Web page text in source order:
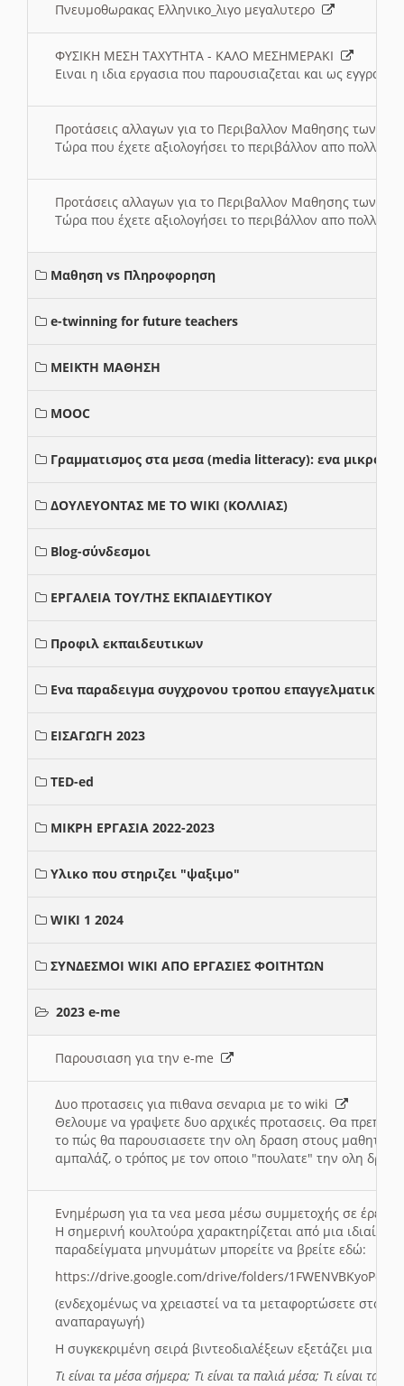
Πνευμοθωρακας Ελληνικο_λιγο μεγαλυτερο
ΦΥΣΙΚΗ ΜΕΣΗ ΤΑΧΥΤΗΤΑ - ΚΑΛΟ ΜΕΣΗΜΕΡΑΚΙ
Ειναι η ιδια εργασια που παρουσιαζεται και ως
Προτάσεις αλλαγων για το Περιβαλλον Μαθησης των
Τώρα που έχετε αξιολογήσει το περιβάλλον απο πολλές
Προτάσεις αλλαγων για το Περιβαλλον Μαθησης των
Τώρα που έχετε αξιολογήσει το περιβάλλον απο πολλές
Μαθηση vs Πληροφορηση
e-twinning for future teachers
ΜΕΙΚΤΗ ΜΑΘΗΣΗ
MOOC
Γραμματισμος στα μεσα (media litteracy): ενα μικρο
ΔΟΥΛΕΥΟΝΤΑΣ ΜΕ ΤΟ WIKI (ΚΟΛΛΙΑΣ)
Blog-σύνδεσμοι
ΕΡΓΑΛΕΙΑ ΤΟΥ/ΤΗΣ ΕΚΠΑΙΔΕΥΤΙΚΟΥ
Προφιλ εκπαιδευτικων
Ενα παραδειγμα συγχρονου τροπου επαγγελματικης
ΕΙΣΑΓΩΓΗ 2023
TED-ed
ΜΙΚΡΗ ΕΡΓΑΣΙΑ 2022-2023
Υλικο που στηριζει "ψαξιμο"
WIKI 1 2024
ΣΥΝΔΕΣΜΟΙ WIKI ΑΠΟ ΕΡΓΑΣΙΕΣ ΦΟΙΤΗΤΩΝ
2023 e-me
Παρουσιαση για την e-me
Δυο προτασεις για πιθανα σεναρια με το wiki
Θελουμε να γραψετε δυο αρχικές προτασεις. Θα πρεπει
το πώς θα παρουσιασετε την ολη δραση στους μαθητες
αμπαλάζ, ο τρόπος με τον οποιο "πουλατε" την ολη
Ενημέρωση για τα νεα μεσα μέσω συμμετοχής σε
Η σημερινή κουλτούρα χαρακτηρίζεται από μια
παραδείγματα μηνυμάτων μπορείτε να βρείτε εδώ:
https://drive.google.com/drive/folders/
(ενδεχομένως να χρειαστεί να τα μεταφορτώσετε στο
αναπαραγωγή)
Η συγκεκριμένη σειρά βιντεοδιαλέξεων εξετάζει μια
Τι είναι τα μέσα σήμερα; Τι είναι τα παλιά μέσα; Τι είναι τα